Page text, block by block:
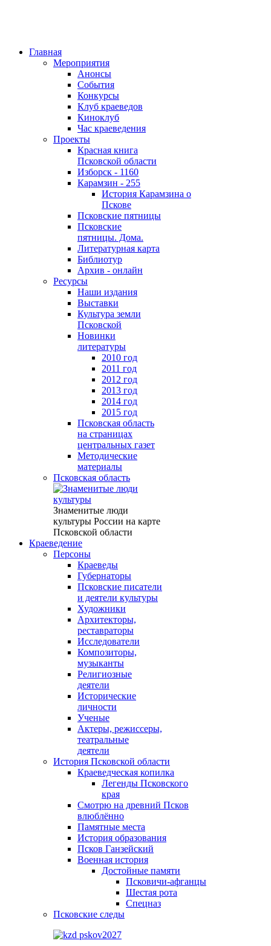
Главная
Мероприятия
Анонсы
События
Конкурсы
Клуб краеведов
Киноклуб
Час краеведения
Проекты
Красная книга
Псковской области
Изборск - 1160
Карамзин - 255
История Карамзина о
Пскове
Псковские пятницы
Псковские
пятницы. Дома.
Литературная карта
Библиотур
Архив - онлайн
Ресурсы
Наши издания
Выставки
Культура земли
Псковской
Новинки
литературы
2010 год
2011 год
2012 год
2013 год
2014 год
2015 год
Псковская область
на страницах
центральных газет
Методические
материалы
Псковская область
Знаменитые люди
культуры России на карте
Псковской области
Краеведение
Персоны
Краеведы
Губернаторы
Псковские писатели
и деятели культуры
Художники
Архитекторы,
реставраторы
Исследователи
Композиторы,
музыканты
Религиозные
деятели
Исторические
личности
Ученые
Актеры, режиссеры,
театральные
деятели
История Псковской области
Краеведческая копилка
Легенды Псковского
края
Смотрю на древний Псков
влюблённо
Памятные места
История образования
Псков Ганзейский
Военная история
Достойные памяти
Псковичи-афганцы
Шестая рота
Спецназ
Псковские следы